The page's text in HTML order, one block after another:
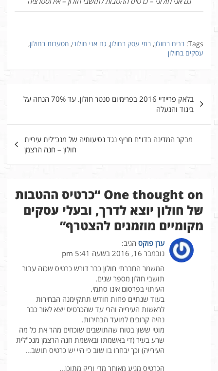
Tags: ברים בחולון, בתי עסק בחולון, גם אני חולוני, מסעדות בחולון,
עסקים בחולון
בלאק פריידיי 2016 בפרימיום סנטר חולון. עד 70% הנחה על
ביגוד והנעלה
מבקר המדינה בדו"ח חריף נגד נסיעותיה של מנכ"לית עיריית
חולון – חנה הרצמן
One thought on “ כרטיס ההטבות
של חולון יוצא לדרך, ובעלי עסקים
מקומיים מוזמנים להצטרף”
ערן פוקס הגיב:
נובמבר 16, 2016 בשעה 5:41 pm
המשמר החברתי חולון כבר דורש כרטיס שכזה עבור
תושבי חולון מספר שנים.
העיתוי בפרסום אינו סתמי.
בעוד שנתיים פחות חודש תתקיימנה הבחירות
לראשות העירייה והרי עד שהכרטיס ייצא לאור כבר
נהיה קרובים למועד הבחירות.
מוטי ששון בטוח שהתושבים שוכחים מהר את כל מה
שרע בעיר (די באשמתו ובאשמת חנה הרצמן מנכ"לית
העירייה) וכך יבחרו בו שוב כי היי יש כרטיס תושב…
הכרטיס מגיע מאוחר מדי וריק מתוכן…